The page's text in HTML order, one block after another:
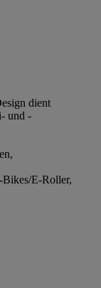
dient
und -
E-Roller,